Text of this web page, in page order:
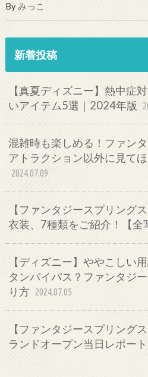
Byみっこ
新着投稿
【真夏ディズニー】熱中症
いアイテム5選｜2024年版
混雑時も楽しめる！ファン
アトラクション以外に見て
2024.07.09
【ファンタジースプリング
衣装、7種類をご紹介！【全
【ディズニー】ややこしい
タンバイパス？ファンタジ
り方 2024.07.05
【ファンタジースプリング
ランドオープン当日レポート